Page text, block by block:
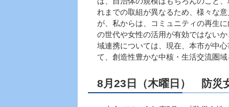
れまでの取組が異なるため、様々な
が、私からは、コミュニティの再生
の世代や女性の活用が有効ではない
域連携については、現在、本市が中
て、創造性豊かな中核・生活交流圏
8月23日（木曜日） 防災